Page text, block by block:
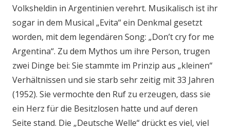
Volksheldin in Argentinien verehrt. Musikalisch ist ihr
sogar in dem Musical „Evita“ ein Denkmal gesetzt
worden, mit dem legendären Song: „Don’t cry for me
Argentina“. Zu dem Mythos um ihre Person, trugen
zwei Dinge bei: Sie stammte im Prinzip aus „kleinen“
Verhältnissen und sie starb sehr zeitig mit 33 Jahren
(1952). Sie vermochte den Ruf zu erzeugen, dass sie
ein Herz für die Besitzlosen hatte und auf deren
Seite stand. Die „Deutsche Welle“ drückt es viel, viel